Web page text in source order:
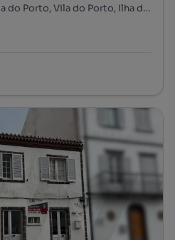
Caminho de Salvaterra, Vila do Porto, Vila do Porto, Ilha de Santa Maria